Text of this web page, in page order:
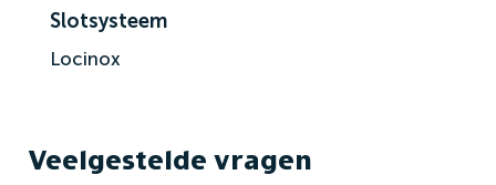
Slotsysteem
Locinox
Veelgestelde vragen